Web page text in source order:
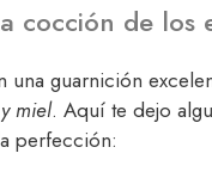
cocción de los
una guarnición
miel. Aquí te dejo
perfección: